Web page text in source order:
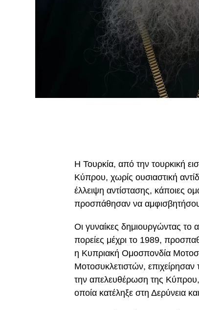
Η Τουρκία, από την τουρκική
Κύπρου, χωρίς ουσιαστική
έλλειψη αντίστασης, κάποιες
προσπάθησαν να
Οι γυναίκες δημιουργώντας το
πορείες μέχρι το 1989,
η Κυπριακή Ομοσπονδία
Μοτοσυκλετιστών,
την απελευθέρωση της
οποία κατέληξε στη Δερύνεια